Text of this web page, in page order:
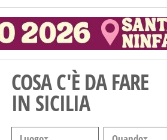
COSA C'È DA FARE
IN SICILIA